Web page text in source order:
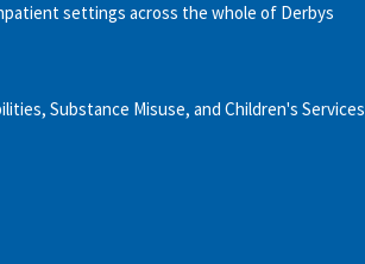
settings across the whole of Derbys
Substance Misuse, and Children's Services